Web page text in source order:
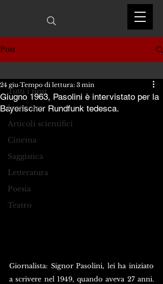
Post
Tutti i post
Interviste
Articoli scientifici
Cinema
Saggistica
Letteratura
Poesia
Teatro
Giugno 1963, Pasolini è intervistato per la
Bayerischer Rundfunk tedesca.
24 giu Tempo di lettura: 3 min
Giornalista: Signor Pasolini, lei ha iniziato
a scrivere nel 1949, quando aveva 27 anni.